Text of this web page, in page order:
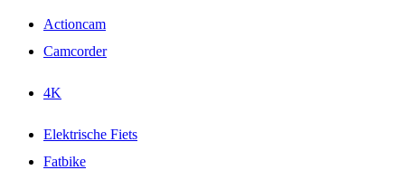
Actioncam
Camcorder
4K
Elektrische Fiets
Fatbike